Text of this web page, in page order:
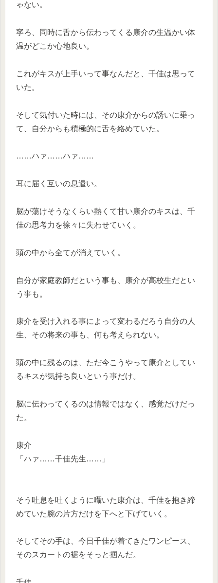
ゃない。
寧ろ、同時に舌から伝わってくる康介の生温かい体
温がどこか心地良い。
これがキスが上手いって事なんだと、千佳は思って
いた。
そして気付いた時には、その康介からの誘いに乗っ
て、自分からも積極的に舌を絡めていた。
……ハァ……ハァ……
耳に届く互いの息遣い。
脳が蕩けそうなくらい熱くて甘い康介のキスは、千
佳の思考力を徐々に失わせていく。
頭の中から全てが消えていく。
自分が家庭教師だという事も、康介が高校生だとい
う事も。
康介を受け入れる事によって変わるだろう自分の人
生、その将来の事も、何も考えられない。
頭の中に残るのは、ただ今こうやって康介としてい
るキスが気持ち良いという事だけ。
脳に伝わってくるのは情報ではなく、感覚だけだっ
た。
康介
「ハァ……千佳先生……」
そう吐息を吐くように囁いた康介は、千佳を抱き締
めていた腕の片方だけを下へと下げていく。
そしてその手は、今日千佳が着てきたワンピース、
そのスカートの裾をそっと掴んだ。